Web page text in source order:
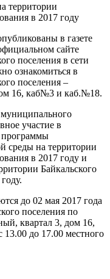
территории
в 2017 году
в газете
сайте
поселения в сети
ознакомиться в
поселения –
16, каб№3 и каб.№18.
участие в
программы
среды на территории
в 2017 году и
Байкальского
до 02 мая 2017 года
поселения по
квартал 3, дом 16,
до 17.00 местного